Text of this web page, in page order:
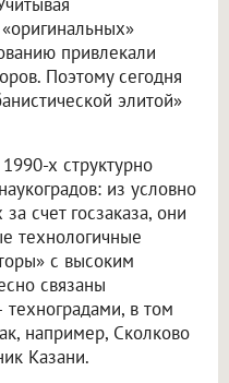
привлекали
Поэтому сегодня
элитой»
х структурно
из условно
счет госзаказа, они
технологичные
с высоким
связаны
в том
например, Сколково
Казани.